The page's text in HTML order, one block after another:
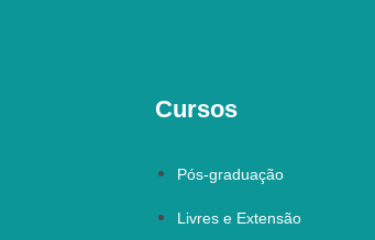
Cursos
Pós-graduação
Livres e Extensão